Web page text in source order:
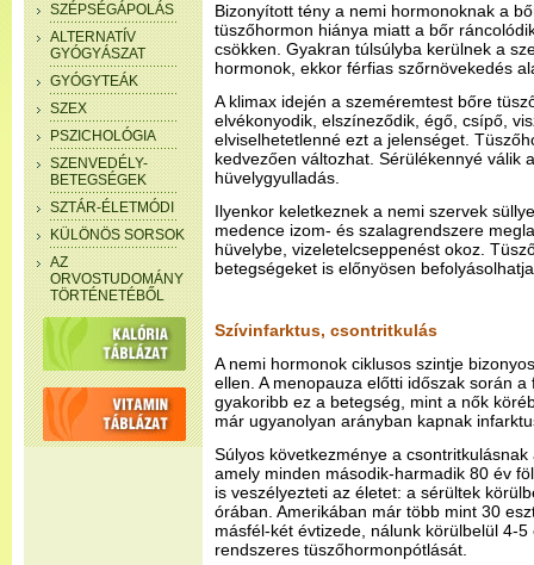
SZÉPSÉGÁPOLÁS
ALTERNATÍV
GYÓGYÁSZAT
GYÓGYTEÁK
SZEX
PSZICHOLÓGIA
SZENVEDÉLY-
BETEGSÉGEK
SZTÁR-ÉLETMÓDI
KÜLÖNÖS SORSOK
AZ
ORVOSTUDOMÁNY
TÖRTÉNETÉBŐL
Bizonyított tény a nemi hormonoknak a
tüszőhormon hiánya miatt a bőr
csökken. Gyakran túlsúlyba kerülnek a
hormonok, ekkor férfias szőrnövekedés
A klimax idején a szeméremtest bőre
elvékonyodik, elszíneződik, égő, csípő,
elviselhetetlenné ezt a jelenséget.
kedvezően változhat. Sérülékennyé válik
hüvelygyulladás.
Ilyenkor keletkeznek a nemi szervek
medence izom- és szalagrendszere
hüvelybe, vizeletelcseppenést okoz.
betegségeket is előnyösen
Szívinfarktus, csontritkulás
A nemi hormonok ciklusos szintje
ellen. A menopauza előtti időszak során
gyakoribb ez a betegség, mint a nők
már ugyanolyan arányban kapnak
Súlyos következménye a
amely minden második-harmadik 80 év
is veszélyezteti az életet: a sérültek
órában. Amerikában már több mint 30
másfél-két évtizede, nálunk körülbelül 4-
rendszeres tüszőhormonpótlását.